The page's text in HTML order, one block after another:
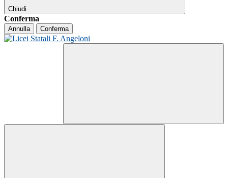
Chiudi
Conferma
Annulla Conferma